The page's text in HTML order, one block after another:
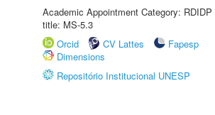
Academic Appointment Category:
title: MS-5.3
Orcid
CV Lattes
Fapesp
Dimensions
Repositório Institucional UNESP